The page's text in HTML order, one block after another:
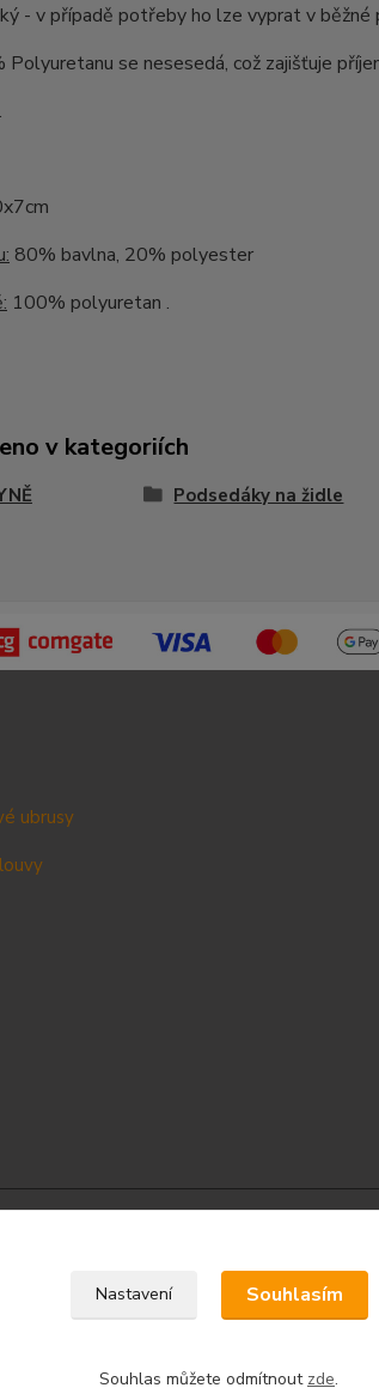
- v případě potřeby ho lze vyprat v běžné
se nesesedá, což zajišťuje
80% bavlna, 20% polyester
100% polyuretan .
v kategoriích
Podsedáky na židle
ubrusy
Nastavení Souhlasím
Souhlas můžete odmítnout zde.